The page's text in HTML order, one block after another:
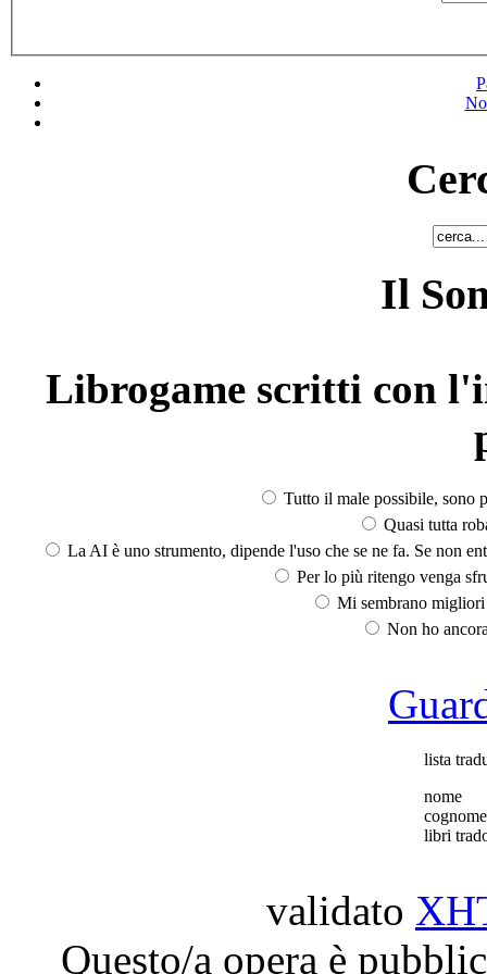
Il
Librogame scritti con
Tutto il male possibile, sono
Quasi tutta
La AI è uno strumento, dipende l'uso che se ne fa. Se non
Per lo più ritengo venga
Mi sembrano
Non ho
lista
nome
cognome
libri
validato
Questo/a opera è